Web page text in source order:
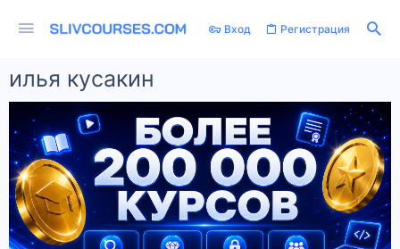
Вход Регистрация
илья кусакин